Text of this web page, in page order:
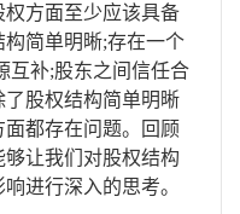
方面至少应该具备
简单明晰;存在一个
互补;股东之间信任合
股权结构简单明晰
都存在问题。回顾
让我们对股权结构
进行深入的思考。